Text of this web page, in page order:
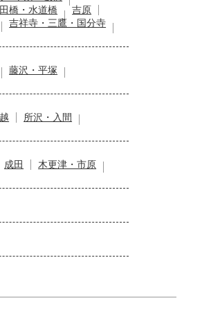
橋・水道橋
吉原
吉祥寺・三鷹・国分寺
藤沢・平塚
所沢・入間
成田
木更津・市原